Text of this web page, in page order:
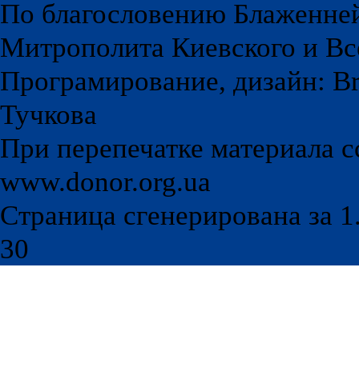
По благословению
Митрополита Киевского и
Програмирование, дизайн:
Тучкова
При перепечатке материала
www.donor.org.ua
Страница сгенерирована за
30